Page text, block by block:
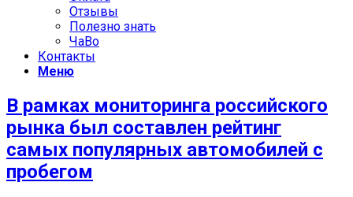
Отзывы
Полезно знать
ЧаВо
Контакты
Меню
В рамках мониторинга российского
рынка был составлен рейтинг
самых популярных автомобилей с
пробегом